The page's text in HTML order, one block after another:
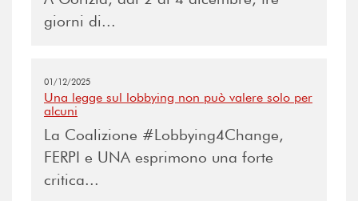
giorni di...
01/12/2025
Una legge sul lobbying non può valere solo per
alcuni
La Coalizione #Lobbying4Change,
FERPI e UNA esprimono una forte
critica...